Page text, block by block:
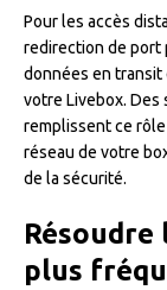
Pour les accès
redirection de port
données en transit
votre Livebox. Des
remplissent ce
réseau de votre
de la sécurité.
Résoudre
plus